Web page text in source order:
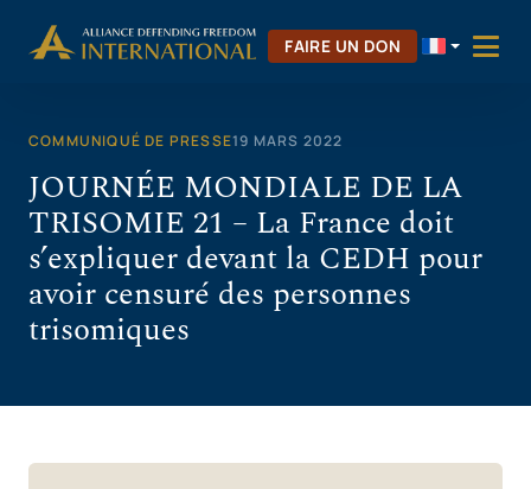
FAIRE UN DON
COMMUNIQUÉ DE PRESSE19 MARS 2022
JOURNÉE MONDIALE DE LA
TRISOMIE 21 – La France doit
s’expliquer devant la CEDH pour
avoir censuré des personnes
trisomiques